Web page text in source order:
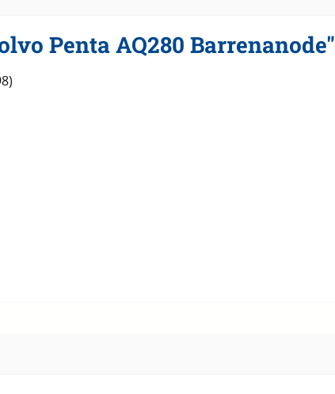
Penta AQ280 Barrenanode"